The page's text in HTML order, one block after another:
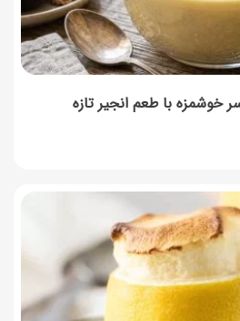
خوشمزه با طعم انجیر تازه